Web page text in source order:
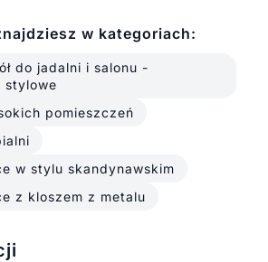
w kategoriach:
do jadalni i salonu -
stylowe
pomieszczeń
w stylu skandynawskim
z kloszem z metalu